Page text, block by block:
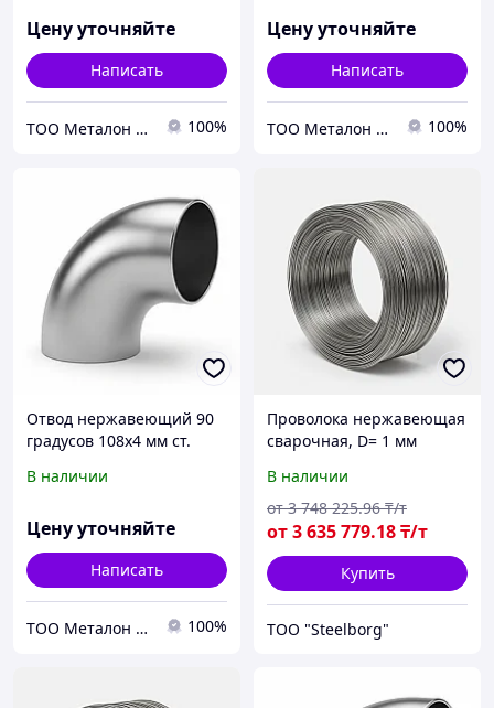
приварной
Цену уточняйте
Написать
ТОО Металон 2017 100%
приварной
Цену уточняйте
Написать
ТОО Металон 2017 100%
Отвод нержавеющий 90
градусов 108х4 мм ст.
2001 бесшовный
В наличии
Цену уточняйте
Написать
ТОО Металон 2017 100%
Проволока нержавеющая
сварочная, D= 1 мм
В наличии
от3 635 779.18₸/т
от 3 748 225.96 ₸/т
Купить
ТОО "Steelborg"